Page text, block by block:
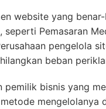
website yang
Pemasaran
pengelola
beban
pemilik bisnis yang
mengelolanya